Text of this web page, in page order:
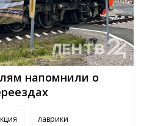
напомнили о
лаврики